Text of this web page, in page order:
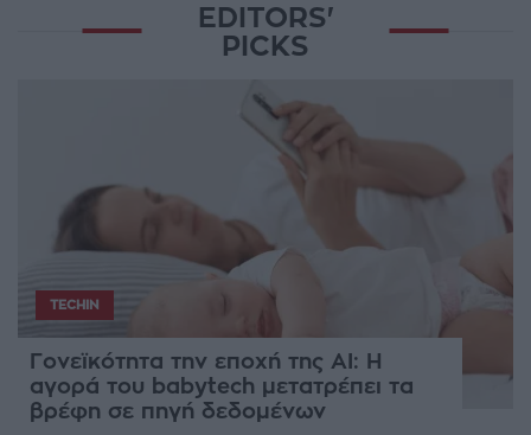
EDITORS'
PICKS
TECHIN
Γονεϊκότητα την εποχή της AI: Η
αγορά του babytech μετατρέπει τα
βρέφη σε πηγή δεδομένων